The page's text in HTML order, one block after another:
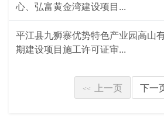
心、弘富黄金湾建设项目...
平江县九狮寨优势特色产业园高山
期建设项目施工许可证审...
<< 上一页 下一